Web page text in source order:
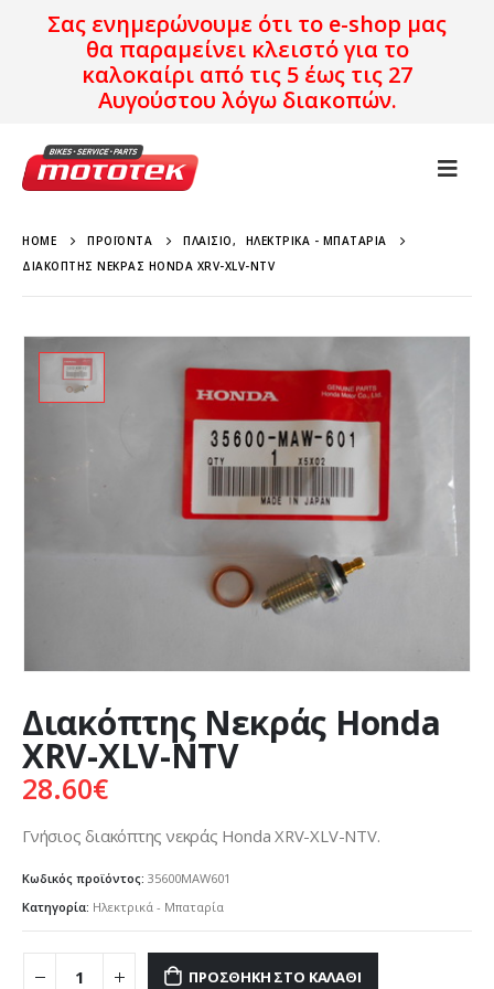
Σας ενημερώνουμε ότι το e-shop μας
θα παραμείνει κλειστό για το
καλοκαίρι από τις 5 έως τις 27
Αυγούστου λόγω διακοπών.
HOME ΠΡΟΪΌΝΤΑ ΠΛΑΊΣΙΟ,
ΗΛΕΚΤΡΙΚΆ - ΜΠΑΤΑΡΊΑ
ΔΙΑΚΌΠΤΗΣ ΝΕΚΡΆΣ HONDA XRV-XLV-NTV
Διακόπτης Νεκράς Honda
XRV-XLV-NTV
28.60€
Γνήσιος διακόπτης νεκράς Honda XRV-XLV-NTV.
Κωδικός προϊόντος: 35600MAW601
Κατηγορία: Ηλεκτρικά - Μπαταρία
ΠΡΟΣΘΉΚΗ ΣΤΟ ΚΑΛΆΘΙ